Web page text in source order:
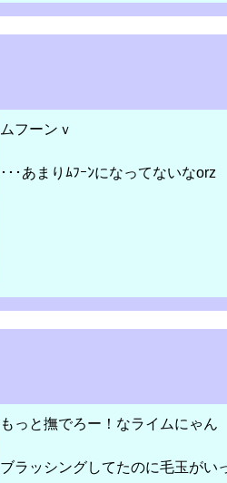
ムフーンｖ
･･･あまりﾑﾌｰﾝになってないなorz
もっと撫でろー！なライムにゃん
ブラッシングしてたのに毛玉がい